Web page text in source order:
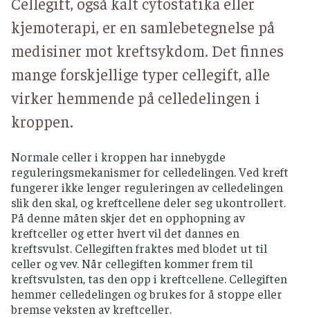
kjemoterapi, er en samlebetegnelse på
medisiner mot kreftsykdom. Det finnes
mange forskjellige typer cellegift, alle
virker hemmende på celledelingen i
kroppen.
Normale celler i kroppen har innebygde
reguleringsmekanismer for celledelingen. Ved kreft
fungerer ikke lenger reguleringen av celledelingen
slik den skal, og kreftcellene deler seg ukontrollert.
På denne måten skjer det en opphopning av
kreftceller og etter hvert vil det dannes en
kreftsvulst. Cellegiften fraktes med blodet ut til
celler og vev. Når cellegiften kommer frem til
kreftsvulsten, tas den opp i kreftcellene. Cellegiften
hemmer celledelingen og brukes for å stoppe eller
bremse veksten av kreftceller.